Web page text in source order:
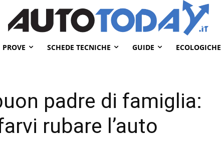
PROVE SCHEDE TECNICHE GUIDE ECOLOGICHE
padre di famiglia:
rubare l’auto